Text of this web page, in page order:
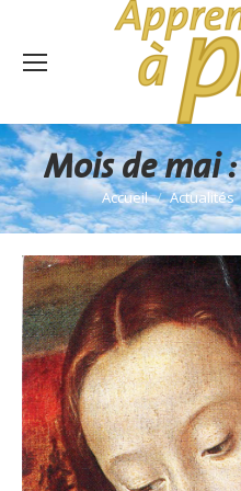
Mois de mai
Vous êtes ici :
Accueil Actualités